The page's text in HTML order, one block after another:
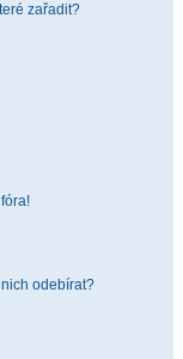
zařadit?
odebírat?